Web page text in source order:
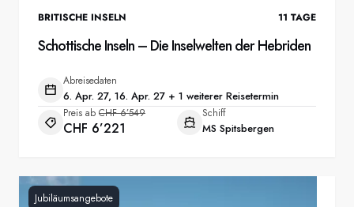
BRITISCHE INSELN 11 TAGE
Schottische Inseln – Die Inselwelten der Hebriden
Abreisedaten
6. Apr. 27, 16. Apr. 27 + 1 weiterer Reisetermin
Preis ab CHF 6’549
CHF 6’221
Schiff
MS Spitsbergen
Jubiläumsangebote